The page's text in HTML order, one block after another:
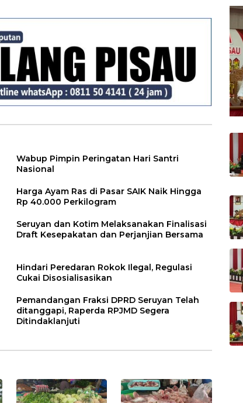
Wabup Pimpin Peringatan Hari Santri
Nasional
Harga Ayam Ras di Pasar SAIK Naik Hingga
Rp 40.000 Perkilogram
Seruyan dan Kotim Melaksanakan Finalisasi
Draft Kesepakatan dan Perjanjian Bersama
Hindari Peredaran Rokok Ilegal, Regulasi
Cukai Disosialisasikan
Pemandangan Fraksi DPRD Seruyan Telah
ditanggapi, Raperda RPJMD Segera
Ditindaklanjuti